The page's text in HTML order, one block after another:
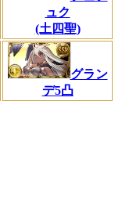
ュク
(土四聖)
グラン
デ5凸